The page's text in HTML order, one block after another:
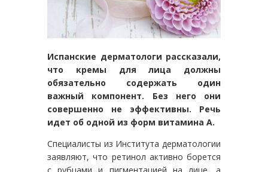
Испанские дерматологи рассказали,
что кремы для лица должны
обязательно содержать один
важный компонент. Без него они
совершенно не эффективны. Речь
идет об одной из форм витамина А.
Специалисты из Института дерматологии
заявляют, что ретинол активно борется
с рубцами и пигментацией на лице, а